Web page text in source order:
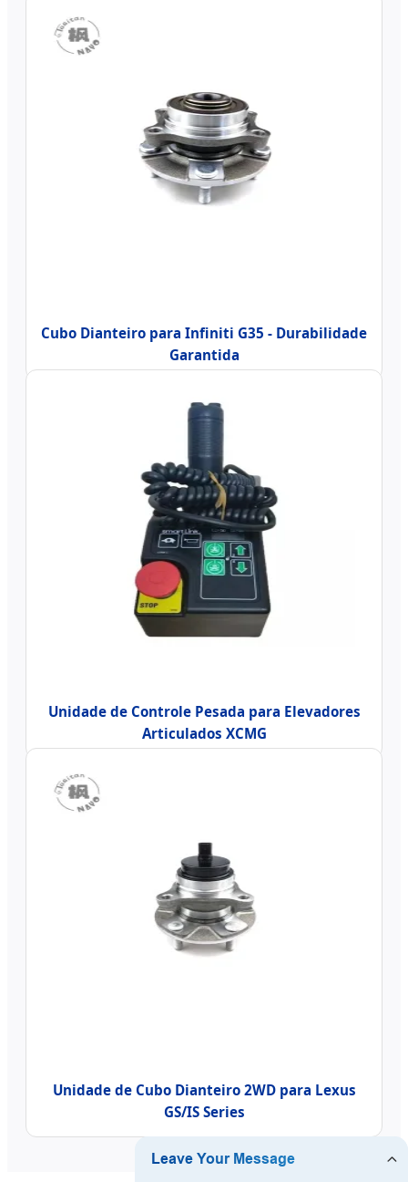
Cubo Dianteiro para Infiniti G35 - Durabilidade
Garantida
Unidade de Controle Pesada para Elevadores
Articulados XCMG
Unidade de Cubo Dianteiro 2WD para Lexus
GS/IS Series